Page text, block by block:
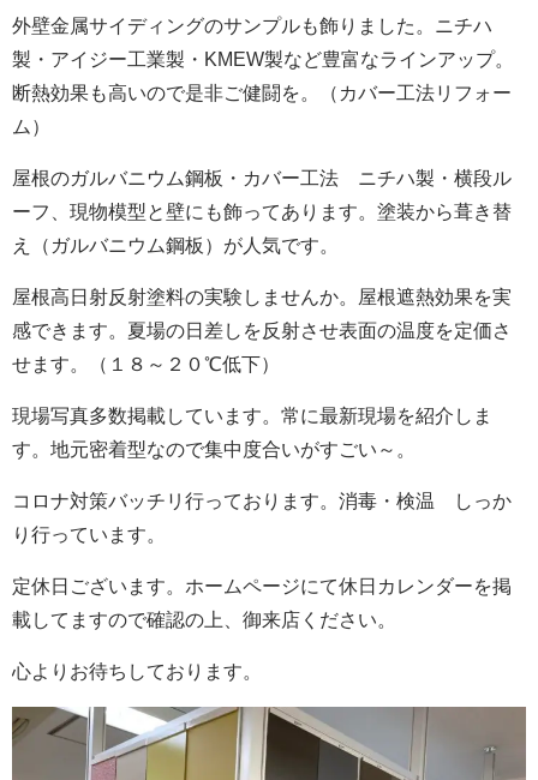
外壁金属サイディングのサンプルも飾りました。ニチハ
製・アイジー工業製・KMEW製など豊富なラインアップ。
断熱効果も高いので是非ご健闘を。（カバー工法リフォー
ム）
屋根のガルバニウム鋼板・カバー工法 ニチハ製・横段ル
ーフ、現物模型と壁にも飾ってあります。塗装から葺き替
え（ガルバニウム鋼板）が人気です。
屋根高日射反射塗料の実験しませんか。屋根遮熱効果を実
感できます。夏場の日差しを反射させ表面の温度を定価さ
せます。（１８～２０℃低下）
現場写真多数掲載しています。常に最新現場を紹介しま
す。地元密着型なので集中度合いがすごい～。
コロナ対策バッチリ行っております。消毒・検温 しっか
り行っています。
定休日ございます。ホームページにて休日カレンダーを掲
載してますので確認の上、御来店ください。
心よりお待ちしております。